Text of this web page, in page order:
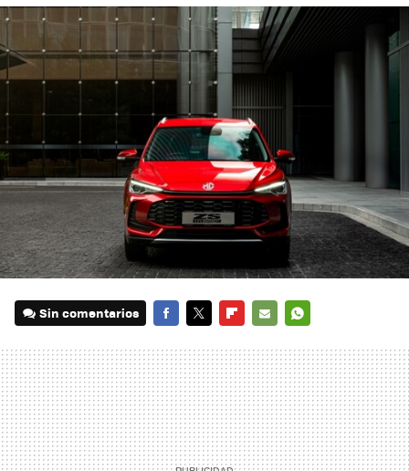
Sin comentarios
MAIL